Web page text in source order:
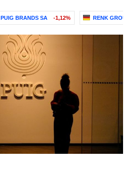
PUIG BRANDS SA -1,12% RENK